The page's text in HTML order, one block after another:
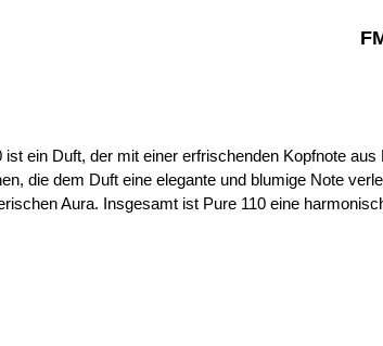
ist ein Duft, der mit einer erfrischenden Kopfnote
die dem Duft eine elegante und blumige Note
Aura. Insgesamt ist Pure 110 eine
ChypreDuftrichtung: Ambra und Moschus
Vanille Größe: 50ml